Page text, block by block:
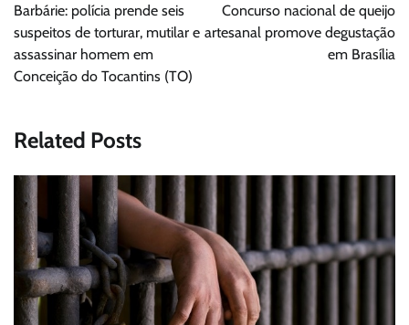
Post
Barbárie: polícia prende seis
suspeitos de torturar, mutilar e
assassinar homem em
Conceição do Tocantins (TO)
Concurso nacional de queijo
artesanal promove degustação
em Brasília
Related Posts